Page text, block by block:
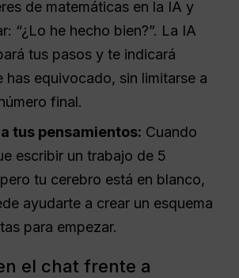
de matemáticas en la IA y
“¿Lo he hecho bien?”. La IA
tus pasos y te indicará
has equivocado, sin limitarse a
final.
tus pensamientos: Cuando
escribir un trabajo de 5
tu cerebro está en blanco,
ayudarte a crear un esquema
para empezar.
el chat frente a